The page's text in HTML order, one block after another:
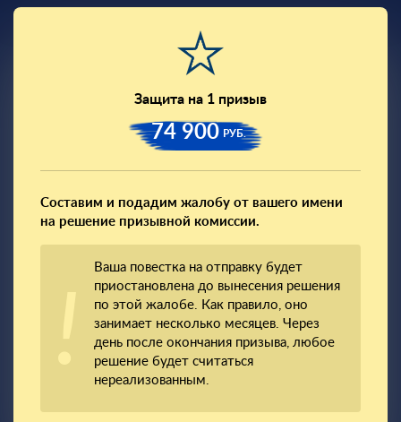
Защита на 1 призыв
74 900 РУБ.
Составим и подадим жалобу от вашего имени
на решение призывной комиссии.
Ваша повестка на отправку будет
приостановлена до вынесения решения
по этой жалобе. Как правило, оно
занимает несколько месяцев. Через
день после окончания призыва, любое
решение будет считаться
нереализованным.